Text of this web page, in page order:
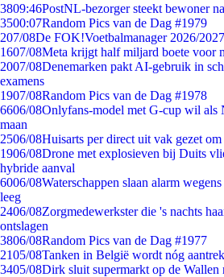
3809:46PostNL-bezorger steekt bewoner
3500:07Random Pics van de Dag #1979
207/08De FOK!Voetbalmanager 2026/
1607/08Meta krijgt half miljard boete voor
2007/08Denemarken pakt AI-gebruik in
examens
1907/08Random Pics van de Dag #1978
6606/08Onlyfans-model met G-cup wil als
maan
2506/08Huisarts per direct uit vak gezet
1906/08Drone met explosieven bij Duits
hybride aanval
6006/08Waterschappen slaan alarm
leeg
2406/08Zorgmedewerkster die 's nachts
ontslagen
3806/08Random Pics van de Dag #1977
2105/08Tanken in België wordt nóg
3405/08Dirk sluit supermarkt op de Wallen